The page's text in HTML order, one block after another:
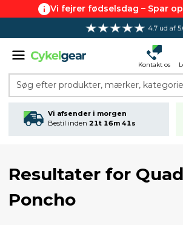
Vi fejrer fødselsdag – Spar
4.7 ud af
Kontakt os
Søg efter produkter, mærker,
Vi afsender i morgen
Bestil inden 21t 16m 40s
Resultater for
Poncho